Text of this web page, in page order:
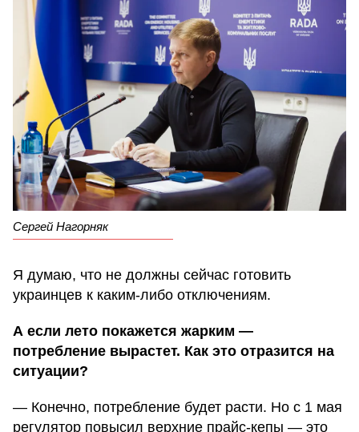
Сергей Нагорняк
Я думаю, что не должны сейчас готовить
украинцев к каким-либо отключениям.
А если лето покажется жарким —
потребление вырастет. Как это отразится на
ситуации?
— Конечно, потребление будет расти. Но с 1 мая
регулятор повысил верхние прайс-кепы — это